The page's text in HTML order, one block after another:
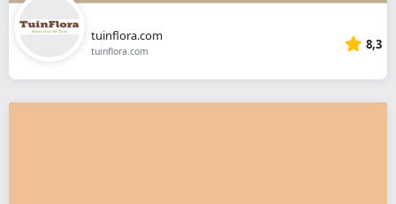
tuinflora.com
tuinflora.com 8,3